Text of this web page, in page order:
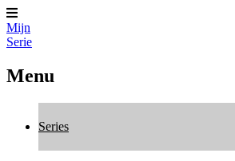
Mijn
Serie
Menu
Series